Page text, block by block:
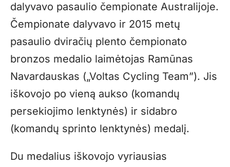
dalyvavo pasaulio čempionate Australijoje.
Čempionate dalyvavo ir 2015 metų
pasaulio dviračių plento čempionato
bronzos medalio laimėtojas Ramūnas
Navardauskas („Voltas Cycling Team”). Jis
iškovojo po vieną aukso (komandų
persekiojimo lenktynės) ir sidabro
(komandų sprinto lenktynės) medalį.
Du medalius iškovojo vyriausias